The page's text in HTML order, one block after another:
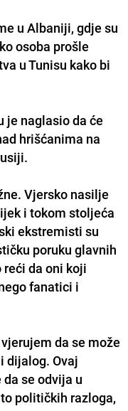
u Albaniji, gdje su
osoba prošle
u Tunisu kako bi
je naglasio da će
hrišćanima na
Vjersko nasilje
i tokom stoljeća
ekstremisti su
poruku glavnih
da oni koji
fanatici i
da se može
dijalog. Ovaj
se odvija u
političkih razloga,